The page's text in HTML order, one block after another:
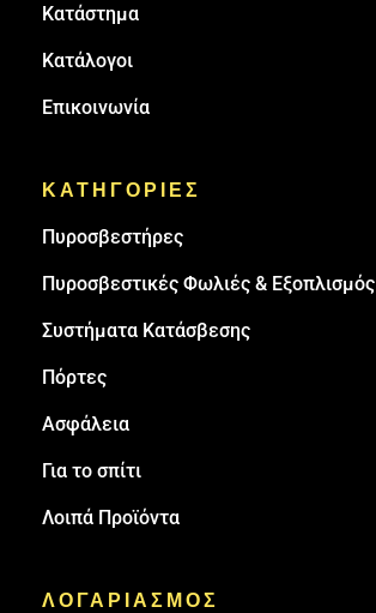
Κατάστημα
Κατάλογοι
Επικοινωνία
ΚΑΤΗΓΟΡΙΕΣ
Πυρoσβεστήρες
Πυροσβεστικές Φωλιές & Εξοπλισμός
Συστήματα Κατάσβεσης
Πόρτες
Ασφάλεια
Για το σπίτι
Λοιπά Προϊόντα
ΛΟΓΑΡΙΑΣΜΟΣ